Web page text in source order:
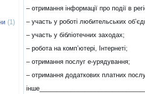
(1)
– отримання інформації про події в
– участь у роботі любительських
– участь у бібліотечних заходах;
– робота на комп’ютері, Інтернеті;
– отримання послуг е-урядування;
– отримання додаткових платних